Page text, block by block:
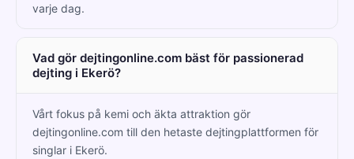
varje dag.
Vad gör dejtingonline.com bäst för passionerad
dejting i Ekerö?
Vårt fokus på kemi och äkta attraktion gör
dejtingonline.com till den hetaste dejtingplattformen för
singlar i Ekerö.